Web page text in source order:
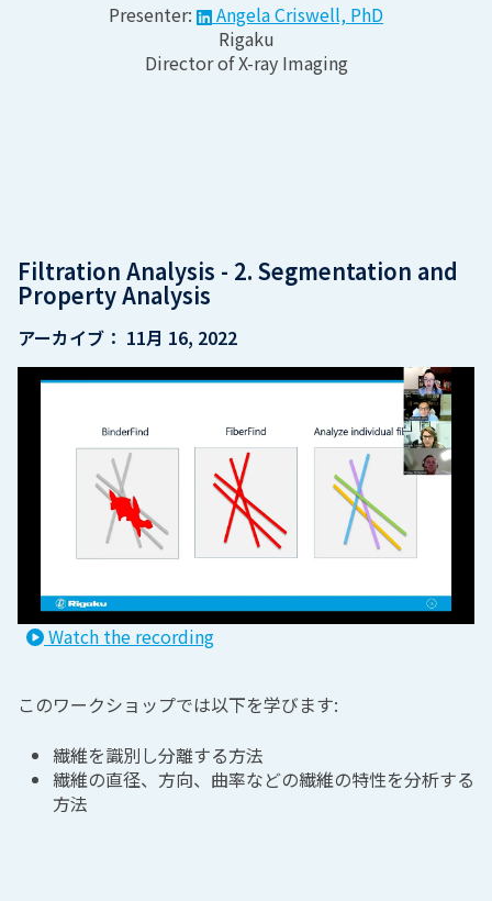
Presenter:
Angela Criswell, PhD
Rigaku
Director of X-ray Imaging
Filtration Analysis - 2. Segmentation and
Property Analysis
アーカイブ： 11月 16, 2022
Watch the recording
このワークショップでは以下を学びます:
繊維を識別し分離する方法
繊維の直径、方向、曲率などの繊維の特性を分析する
方法